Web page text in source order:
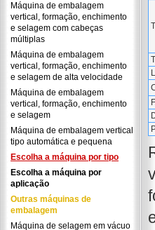
Máquina de embalagem
vertical, formação, enchimento
e selagem com cabeças
múltiplas
Máquina de embalagem
vertical, formação, enchimento
e selagem de alta velocidade
Máquina de embalagem
vertical, formação, enchimento
e selagem
Máquina de embalagem vertical
tipo automática e pequena
Escolha a máquina por tipo
Escolha a máquina por
aplicação
Outras máquinas de
embalagem
Máquina de selagem em vácuo